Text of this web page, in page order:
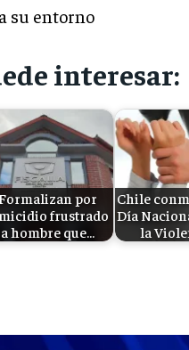
su entorno
interesar:
por
frustrado
a hombre que…
Chile
Día
la